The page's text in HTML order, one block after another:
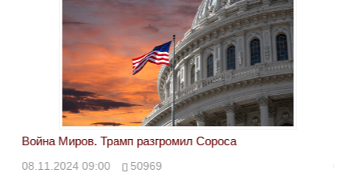
Война Миров. Трамп разгромил Сороса
08.11.2024 09:00 50969